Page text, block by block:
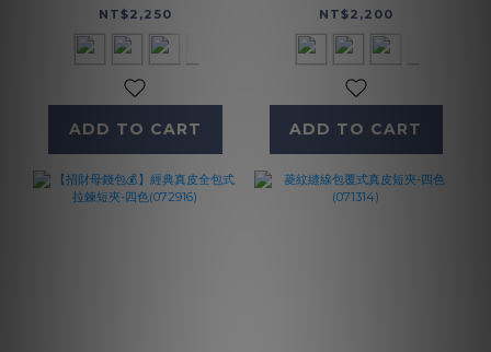
五色(074350)
NT$2,250
ADD TO CART
NT$2,200
ADD TO CART